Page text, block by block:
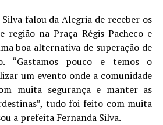
falou da Alegria de receber os
região na Praça Régis Pacheco e
boa alternativa de superação de
“Gastamos pouco e temos o
um evento onde a comunidade
muita segurança e manter as
tudo foi feito com muita
a prefeita Fernanda Silva.